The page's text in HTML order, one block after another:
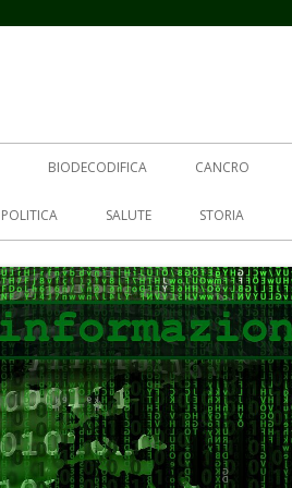
BIODECODIFICA CANCRO
POLITICA SALUTE STORIA